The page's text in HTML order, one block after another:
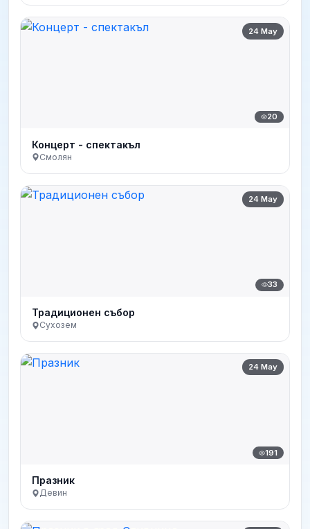
24 May
20
Концерт - спектакъл
Смолян
24 May
33
Традиционен събор
Сухозем
24 May
191
Празник
Девин